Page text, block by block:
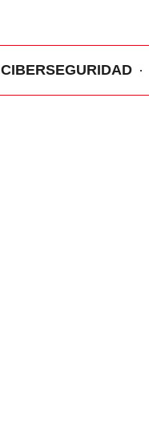
CIBERSEGURIDAD